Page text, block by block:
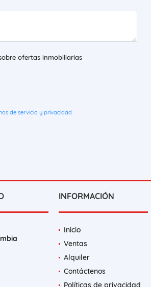
ofertas inmobiliarias
de servicio y privacidad
INFORMACIÓN
Inicio
Ventas
Alquiler
Contáctenos
Políticas de privacidad